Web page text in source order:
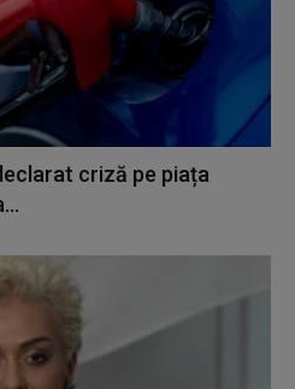
criză pe piața